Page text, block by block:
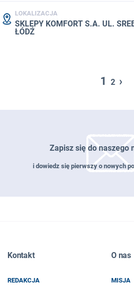
LOKALIZACJA
SKLEPY KOMFORT S.A. UL.
ŁÓDŹ
1 2 ›
Zapisz się do naszego
i dowiedz się pierwszy o nowych
EMAIL
Kontakt
REDAKCJA
O nas
MISJA